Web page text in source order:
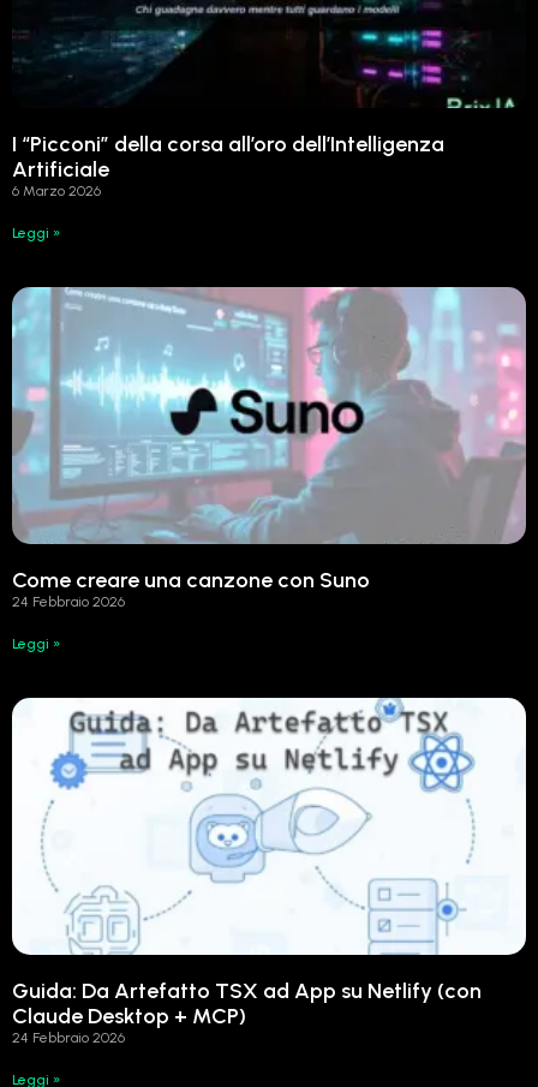
I “Picconi” della corsa all’oro dell’Intelligenza
Artificiale
6 Marzo 2026
Leggi »
Come creare una canzone con Suno
24 Febbraio 2026
Leggi »
Guida: Da Artefatto TSX ad App su Netlify (con
Claude Desktop + MCP)
24 Febbraio 2026
Leggi »